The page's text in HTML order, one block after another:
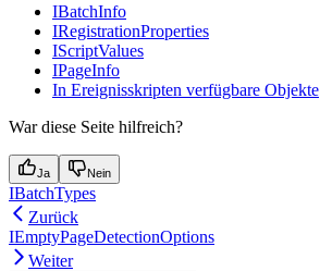
IBatchInfo
IRegistrationProperties
IScriptValues
IPageInfo
In Ereignisskripten verfügbare Objekte
War diese Seite hilfreich?
Ja Nein
IBatchTypes
Zurück
IEmptyPageDetectionOptions
Weiter